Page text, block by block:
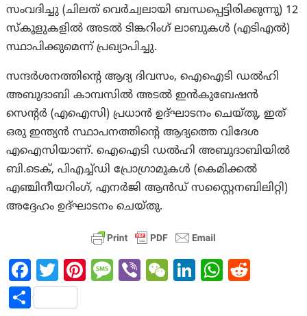
സംവദിച്ചു (ചിലത് വെർച്വലായി ബന്ധപ്പെട്ടിരിക്കുന്നു) 12
സ്കൂളുകളിൽ അടൽ ടിങ്കറിംഗ് ലാബുകൾ (എടിഎൽ)
സ്ഥാപിക്കുമെന്ന് പ്രഖ്യാപിച്ചു.
സന്ദർശനത്തിന്റെ ആദ്യ ദിവസം, ഐഐടി ഡൽഹി
അബുദാബി കാമ്പസിൽ അടൽ ഇൻകുബേഷൻ
സെന്റർ (എഐസി) പ്രധാൻ ഉദ്ഘാടനം ചെയ്തു, ഇത്
ഒരു ഇന്ത്യൻ സ്ഥാപനത്തിന്റെ ആദ്യത്തെ വിദേശ
എഐസിയാണ്. ഐഐടി ഡൽഹി അബുദാബിയിൽ
ബി.ടെക്, പിഎച്ച്ഡി പ്രോഗ്രാമുകൾ (കെമിക്കൽ
എഞ്ചിനീയറിംഗ്, എനർജി ആൻഡ് സസ്റ്റൈനബിലിറ്റി)
അദ്ദേഹം ഉദ്ഘാടനം ചെയ്തു.
Fa
ce
T
w
Pi M Vi W Li W
S